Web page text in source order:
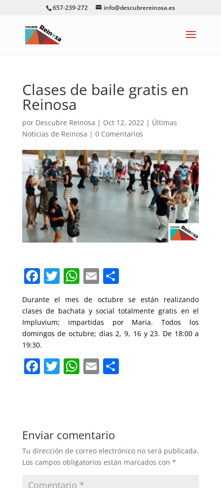
657-239-272 info@descubrereinosa.es
Clases de baile gratis en
Reinosa
por Descubre Reinosa | Oct 12, 2022| Últimas
Noticias de Reinosa | 0 Comentarios
F
a
c
e
b
o
o
T
w
itt
er
W
h
at
s
A
p
p
E
m
ai
l
C
m
p
ar
tir
Durante el mes de octubre se están realizando
clases de bachata y social totalmente gratis en el
Impluvium; impartidas por Maria. Todos los
domingos de octubre; días 2, 9, 16 y 23. De 18:00 a
19:30.
F
b
o
o
T W
A
p
p
E C
tir
Enviar comentario
Tu dirección de correo electrónico no será publicada.
Los campos obligatorios están marcados con *